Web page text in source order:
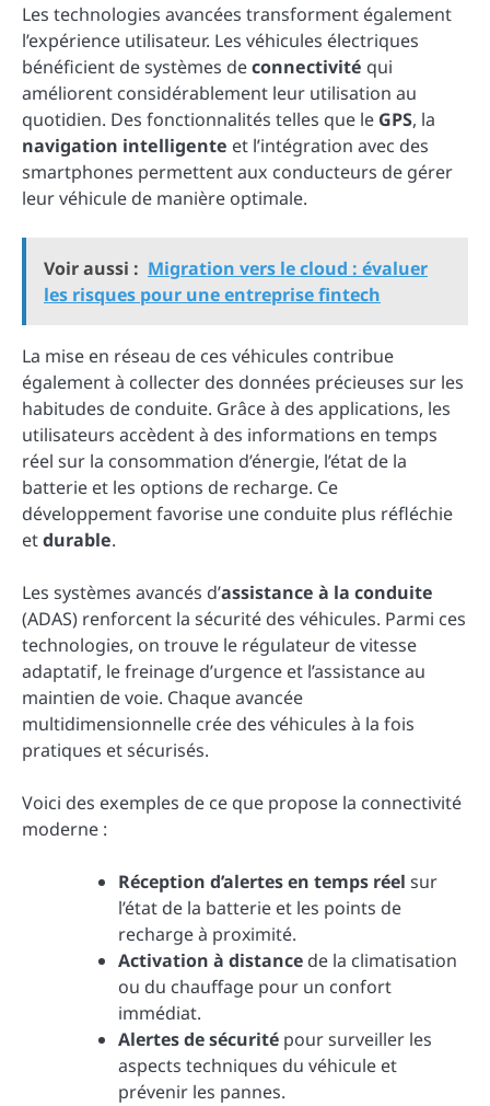
Les technologies avancées transforment également
l’expérience utilisateur. Les véhicules électriques
bénéficient de systèmes deconnectivité qui
améliorent considérablement leur utilisation au
quotidien. Des fonctionnalités telles que le GPS, la
navigation intelligente et l’intégration avec des
smartphones permettent aux conducteurs de gérer
leur véhicule de manière optimale.
Voir aussi : Migration vers le cloud : évaluer
les risques pour une entreprise fintech
La mise en réseau de ces véhicules contribue
également à collecter des données précieuses sur les
habitudes de conduite. Grâce à des applications, les
utilisateurs accèdent à des informations en temps
réel sur la consommation d’énergie, l’état de la
batterie et les options de recharge. Ce
développement favorise une conduite plus réfléchie
etdurable.
Les systèmes avancés d’assistance à la conduite
(ADAS) renforcent la sécurité des véhicules. Parmi ces
technologies, on trouve le régulateur de vitesse
adaptatif, le freinage d’urgence et l’assistance au
maintien de voie. Chaque avancée
multidimensionnelle crée des véhicules à la fois
pratiques et sécurisés.
Voici des exemples de ce que propose la connectivité
moderne :
Réception d’alertes en temps réel sur
l’état de la batterie et les points de
recharge à proximité.
Activation à distance de la climatisation
ou du chauffage pour un confort
immédiat.
Alertes de sécurité pour surveiller les
aspects techniques du véhicule et
prévenir les pannes.